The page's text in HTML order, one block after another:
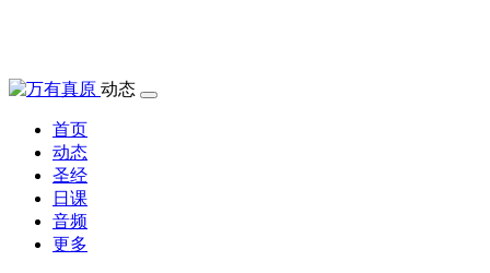
动态
首页
动态
圣经
日课
音频
更多